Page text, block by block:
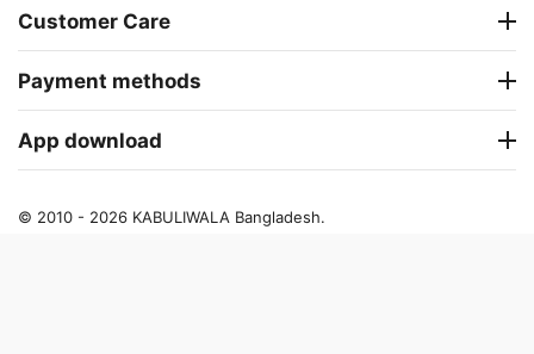
Customer Care
Payment methods
App download
© 2010 - 2026 KABULIWALA Bangladesh.